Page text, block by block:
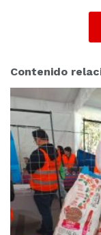
Contenido